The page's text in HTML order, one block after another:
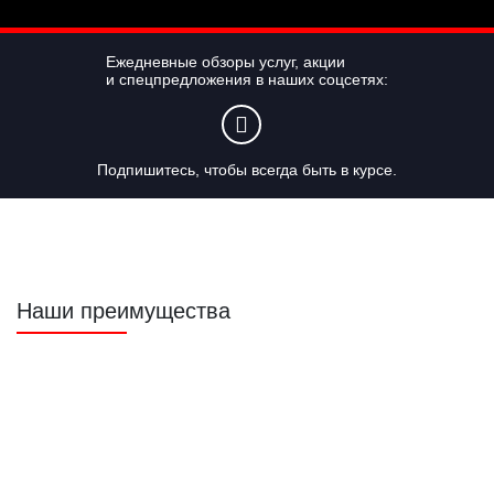
Ежедневные обзоры услуг, акции
и спецпредложения в наших соцсетях:
Подпишитесь, чтобы всегда быть в курсе.
Наши преимущества